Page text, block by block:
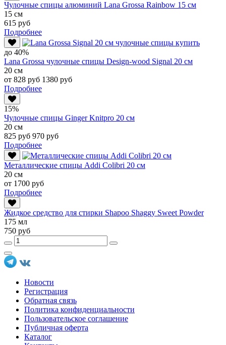
Чулочные спицы алюминий Lana Grossa Rainbow 15 см
15 см
615 руб
Подробнее
до 40%
Lana Grossa чулочные спицы Design-wood Signal 20 см
20 см
от 828 руб 1380 руб
Подробнее
15%
Чулочные спицы Ginger Knitpro 20 см
20 см
825 руб 970 руб
Подробнее
Металлические спицы Addi Colibri 20 см
20 см
от 1700 руб
Подробнее
Жидкое средство для стирки Shapoo Shaggy Sweet Powder
175 мл
750 руб
Новости
Регистрация
Обратная связь
Политика конфиденциальности
Пользовательское соглашение
Публичная оферта
Каталог